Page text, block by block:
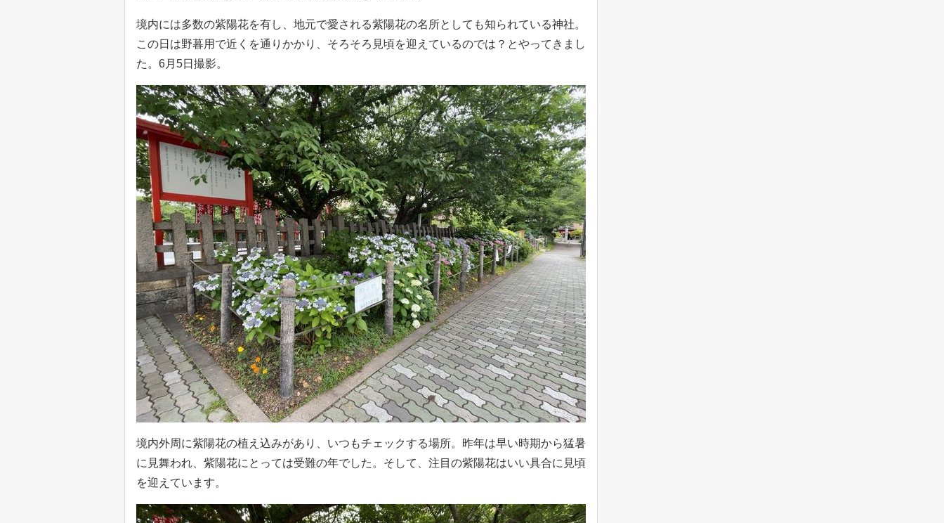
境内には多数の紫陽花を有し、地元で愛される紫陽花の名所としても知られている神社。
この日は野暮用で近くを通りかかり、そろそろ見頃を迎えているのでは？とやってきまし
た。6月5日撮影。
境内外周に紫陽花の植え込みがあり、いつもチェックする場所。昨年は早い時期から猛暑
に見舞われ、紫陽花にとっては受難の年でした。そして、注目の紫陽花はいい具合に見頃
を迎えています。